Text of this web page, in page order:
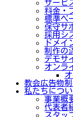
サービ
料金・
標準ペ
保守サ
採用シ
ドメイ
制作の
デモサ
オンラ
教会広告物
私たちにつ
事業概
代表者
スタッ